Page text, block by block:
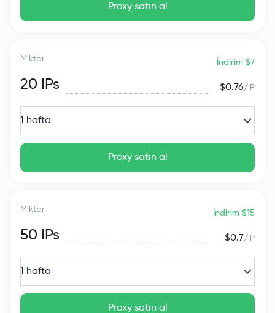
Proxy satın al
Miktar
20 IPs
İndirim $7
$0.76/IP
1 hafta
Proxy satın al
Miktar
50 IPs
İndirim $15
$0.7/IP
1 hafta
Proxy satın al